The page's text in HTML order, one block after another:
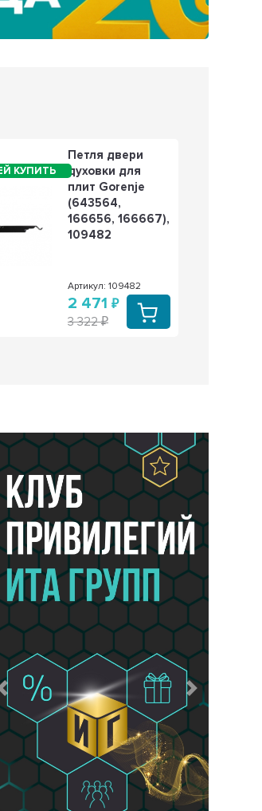
Петля двери
духовки для
плит Gorenje
(643564,
166656, 166667),
109482
Артикул: 109482
2 471
3 322
Предыдущий Следующий